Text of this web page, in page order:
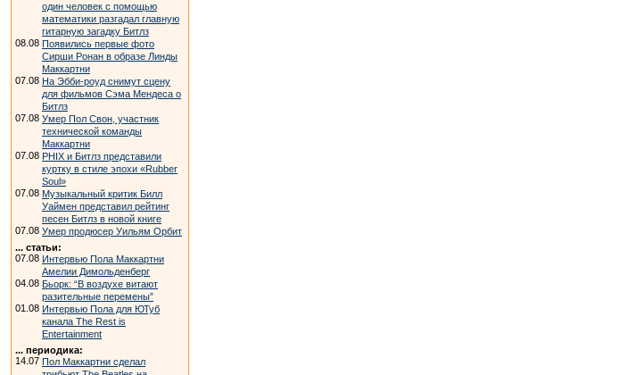
один человек с помощью
математики разгадал главную
гитарную загадку Битлз
08.08 Появились первые фото
Сирши Ронан в образе Линды
Маккартни
07.08 На Эбби-роуд снимут сцену
для фильмов Сэма Мендеса о
Битлз
07.08 Умер Пол Свон, участник
технической команды
Маккартни
07.08 PHIX и Битлз представили
куртку в стиле эпохи «Rubber
Soul»
07.08 Музыкальный критик Билл
Уаймен представил рейтинг
песен Битлз в новой книге
07.08 Умер продюсер Уильям Орбит
... статьи:
07.08 Интервью Пола Маккартни
Амелии Димольденберг
04.08 Бьорк: “В воздухе витают
разительные перемены”
01.08 Интервью Пола для ЮТуб
канала The Rest is
Entertainment
... периодика:
14.07 Пол Маккартни сделал